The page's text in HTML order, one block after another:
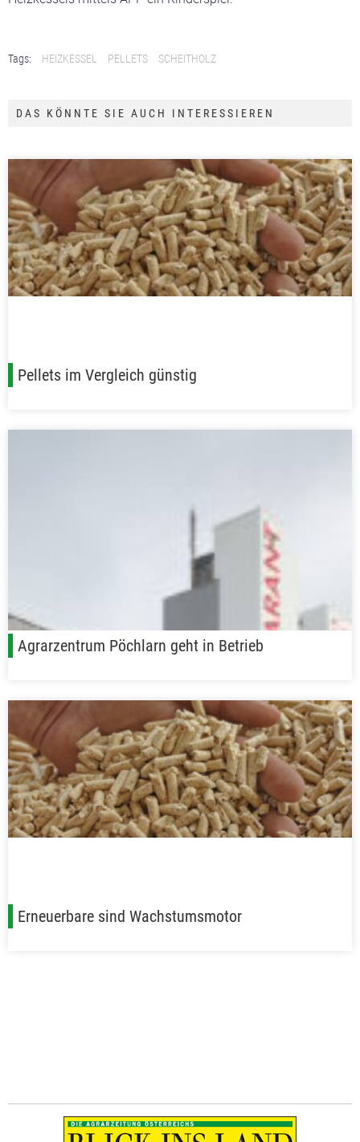
Tags: HEIZKESSEL PELLETS SCHEITHOLZ
DAS KÖNNTE SIE AUCH INTERESSIEREN
Pellets im Vergleich günstig
Agrarzentrum Pöchlarn geht in Betrieb
Erneuerbare sind Wachstumsmotor